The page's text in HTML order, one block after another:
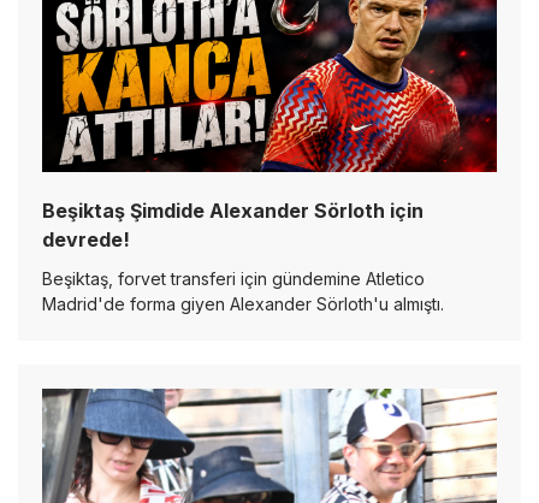
Beşiktaş Şimdide Alexander Sörloth için
devrede!
Beşiktaş, forvet transferi için gündemine Atletico
Madrid'de forma giyen Alexander Sörloth'u almıştı.